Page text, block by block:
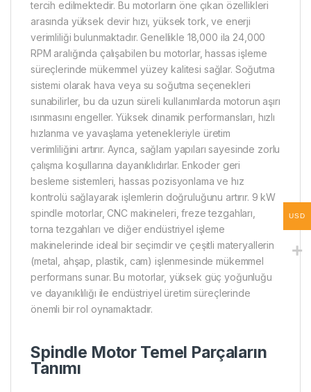
tercih edilmektedir. Bu motorların öne çıkan özellikleri
arasında yüksek devir hızı, yüksek tork, ve enerji
verimliliği bulunmaktadır. Genellikle 18,000 ila 24,000
RPM aralığında çalışabilen bu motorlar, hassas işleme
süreçlerinde mükemmel yüzey kalitesi sağlar. Soğutma
sistemi olarak hava veya su soğutma seçenekleri
sunabilirler, bu da uzun süreli kullanımlarda motorun aşırı
ısınmasını engeller. Yüksek dinamik performansları, hızlı
hızlanma ve yavaşlama yetenekleriyle üretim
verimliliğini artırır. Ayrıca, sağlam yapıları sayesinde zorlu
çalışma koşullarına dayanıklıdırlar. Enkoder geri
besleme sistemleri, hassas pozisyonlama ve hız
kontrolü sağlayarak işlemlerin doğruluğunu artırır. 9 kW
spindle motorlar, CNC makineleri, freze tezgahları,
torna tezgahları ve diğer endüstriyel işleme
makinelerinde ideal bir seçimdir ve çeşitli materyallerin
(metal, ahşap, plastik, cam) işlenmesinde mükemmel
performans sunar. Bu motorlar, yüksek güç yoğunluğu
ve dayanıklılığı ile endüstriyel üretim süreçlerinde
önemli bir rol oynamaktadır.
Spindle Motor Temel Parçaların
Tanımı
USD